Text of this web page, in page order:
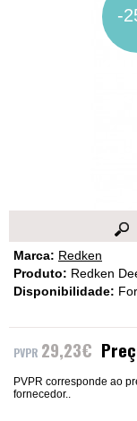
-
Marca: Redken
Produto: Redken
Disponibilidade:
29,23€
PVPR corresponde ao
fornecedor..